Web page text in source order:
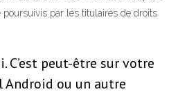
par les titulaires de droits
C’est peut-être sur votre
Android ou un autre